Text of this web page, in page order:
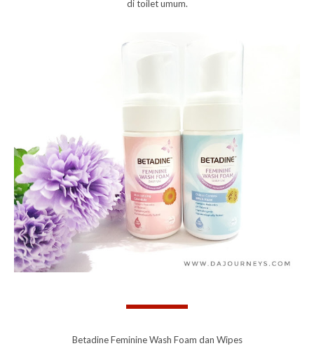
di toilet umum.
Betadine Feminine Wash Foam dan Wipes